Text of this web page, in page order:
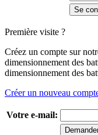
Première visite ?
Créez un compte sur
dimensionnement des
dimensionnement des
Créer un nouveau
Votre e-mail: